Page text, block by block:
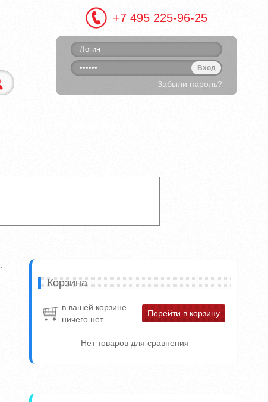
+7 495 225-96-25
Вход
Забыли пароль?
Корзина
в вашей корзине
ничего нет
Перейти в корзину
Нет товаров для сравнения